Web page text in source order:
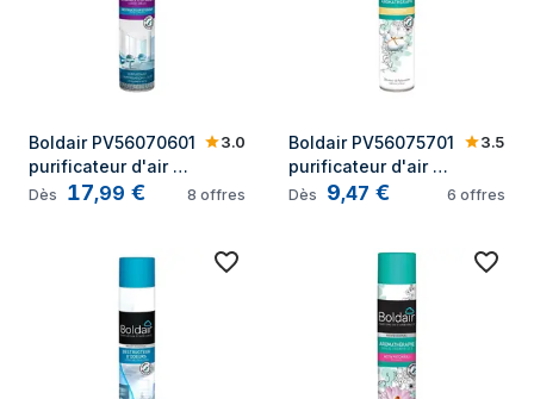
Boldair PV56070601
purificateur d'air
liquide Pulvérisateur
3.0
Dès 17,99 € 8 offres
Boldair PV56075701
purificateur d'air
liquide Pulvérisateur
3.5
Dès 9,47 € 6 offres